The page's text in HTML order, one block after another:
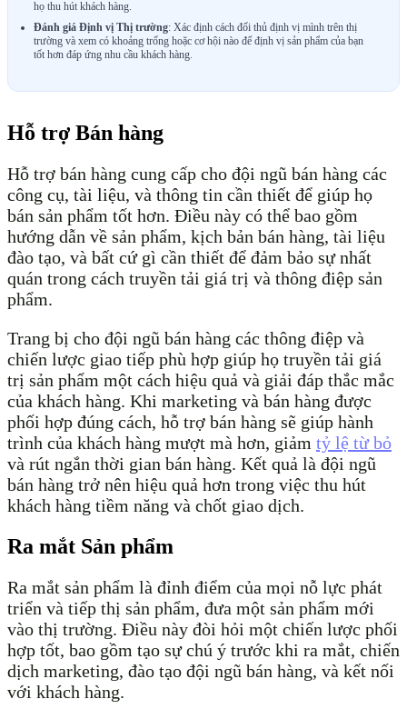
họ thu hút khách hàng.
Đánh giá Định vị Thị trường: Xác định cách đối thủ định vị mình trên thị
trường và xem có khoảng trống hoặc cơ hội nào để định vị sản phẩm của bạn
tốt hơn đáp ứng nhu cầu khách hàng.
Hỗ trợ Bán hàng
Hỗ trợ bán hàng cung cấp cho đội ngũ bán hàng các
công cụ, tài liệu, và thông tin cần thiết để giúp họ
bán sản phẩm tốt hơn. Điều này có thể bao gồm
hướng dẫn về sản phẩm, kịch bản bán hàng, tài liệu
đào tạo, và bất cứ gì cần thiết để đảm bảo sự nhất
quán trong cách truyền tải giá trị và thông điệp sản
phẩm.
Trang bị cho đội ngũ bán hàng các thông điệp và
chiến lược giao tiếp phù hợp giúp họ truyền tải giá
trị sản phẩm một cách hiệu quả và giải đáp thắc mắc
của khách hàng. Khi marketing và bán hàng được
phối hợp đúng cách, hỗ trợ bán hàng sẽ giúp hành
trình của khách hàng mượt mà hơn, giảm tỷ lệ từ bỏ
và rút ngắn thời gian bán hàng. Kết quả là đội ngũ
bán hàng trở nên hiệu quả hơn trong việc thu hút
khách hàng tiềm năng và chốt giao dịch.
Ra mắt Sản phẩm
Ra mắt sản phẩm là đỉnh điểm của mọi nỗ lực phát
triển và tiếp thị sản phẩm, đưa một sản phẩm mới
vào thị trường. Điều này đòi hỏi một chiến lược phối
hợp tốt, bao gồm tạo sự chú ý trước khi ra mắt, chiến
dịch marketing, đào tạo đội ngũ bán hàng, và kết nối
với khách hàng.